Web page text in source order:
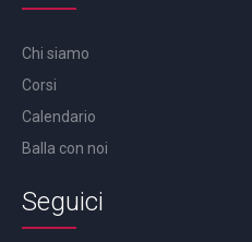
Chi siamo
Corsi
Calendario
Balla con noi
Seguici